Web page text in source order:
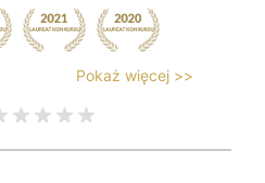
Pokaż więcej >>